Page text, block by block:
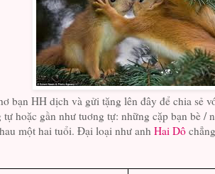
bạn HH dịch và gửi tặng lên đây để chia sẻ
tự hoặc gần như tuơng tự: những cặp bạn bè /
một hai tuổi. Đại loại như anhHai Dô